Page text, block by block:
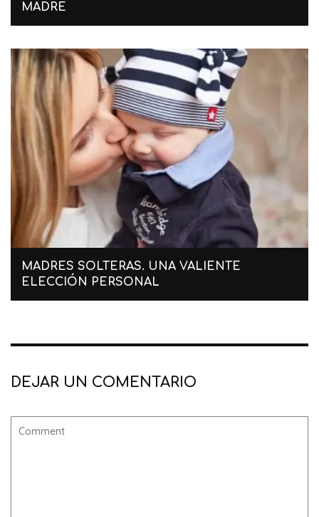
MADRE
MADRES SOLTERAS. UNA VALIENTE
ELECCIÓN PERSONAL
DEJAR UN COMENTARIO